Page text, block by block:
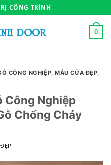
CÔNG TRÌNH
0
CÔNG NGHIỆP,MẪU CỬA ĐẸP,
Công Nghiệp
Chống Cháy